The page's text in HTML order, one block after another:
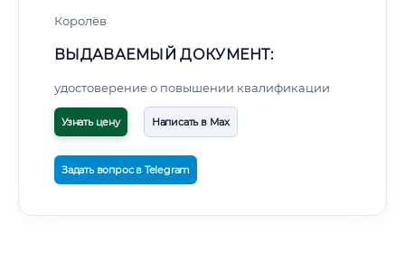
Королёв
ВЫДАВАЕМЫЙ ДОКУМЕНТ:
удостоверение о повышении квалификации
Узнать цену Написать в Max
Задать вопрос в Telegram